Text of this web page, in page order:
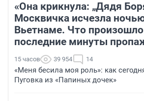
«Она крикнула: „Дядя
Москвичка исчезла
Вьетнаме. Что
последние минуты
15 часов 39 954 14
«Меня бесила моя роль»: как
Пуговка из «Папиных дочек»